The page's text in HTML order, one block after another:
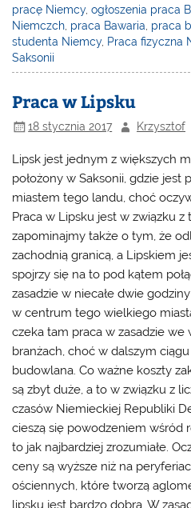
pracę Niemcy,ogłoszenia praca
Niemczch, praca Bawaria, praca
studenta Niemcy, Praca fizyczna
Saksonii
Praca w Lipsku
18 stycznia 2017 Krzysztof
Lipsk jest jednym z większych
położony w Saksonii, gdzie jest
miastem tego landu, choć
Praca w Lipsku jest w związku z
zapominajmy także o tym, że
zachodnią granicą, a Lipskiem
spojrzy się na to pod kątem
zasadzie w niecałe dwie
w centrum tego wielkiego
czeka tam praca w zasadzie
branżach, choć w dalszym
budowlana. Co ważne koszty
są zbyt duże, a to w związku z
czasów Niemieckiej Republiki
cieszą się powodzeniem wśród
to jak najbardziej zrozumiałe.
ceny są wyższe niż na
ościennych, które tworzą
lipsku jest bardzo dobra. W